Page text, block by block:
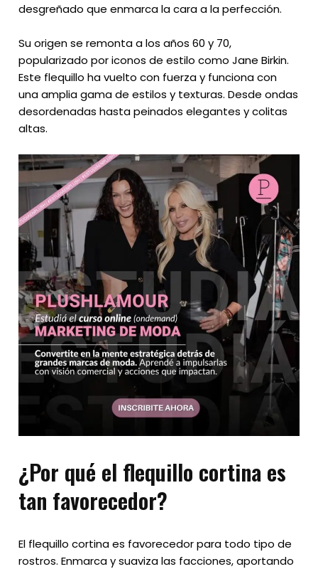
desgreñado que enmarca la cara a la perfección.
Su origen se remonta a los años 60 y 70,
popularizado por iconos de estilo como Jane Birkin.
Este flequillo ha vuelto con fuerza y funciona con
una amplia gama de estilos y texturas. Desde ondas
desordenadas hasta peinados elegantes y colitas
altas.
¿Por qué el flequillo cortina es
tan favorecedor?
El flequillo cortina es favorecedor para todo tipo de
rostros. Enmarca y suaviza las facciones, aportando